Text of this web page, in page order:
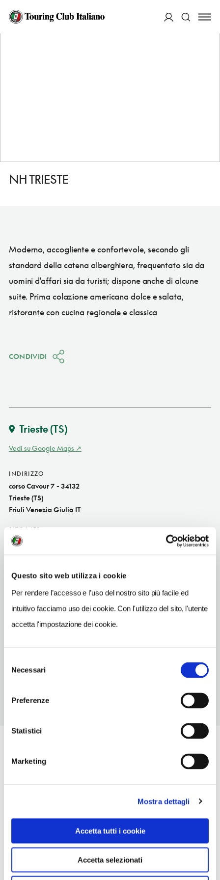
Questo sito web utilizza i cookie
Per rendere l’accesso e l’uso del nostro sito più facile ed
intuitivo facciamo uso dei cookie. Con l'utilizzo del sito, l'utente
accetta l'impostazione dei cookie.
delNecessari
Preferenze
Statistici
Marketing
Mostra dettagli
Accetta tutti i cookie
Accetta selezionati
HOME
NH TRIESTE
Moderno, accogliente e confortevole, secondo gli
standard della catena alberghiera, frequentato sia da
uomini d'affari sia da turisti; dispone anche di alcune
suite. Prima colazione americana dolce e salata,
ristorante con cucina regionale e classica
CONDIVIDI
Trieste(TS)
Vedi su Google Maps
INDIRIZZO
corso Cavour 7 - 34132
Trieste (TS)
Friuli Venezia Giulia IT
SITO WEB
www.nh-hotels.it
nhtrieste@nh-hotels.com
TELEFONO
0407600055-0287368144
NUMERO CAMERE
Chiusura: sempre aperto